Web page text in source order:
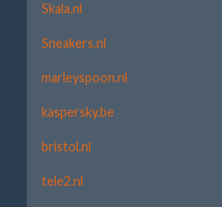
Skala.nl
Sneakers.nl
marleyspoon.nl
kaspersky.be
bristol.nl
tele2.nl